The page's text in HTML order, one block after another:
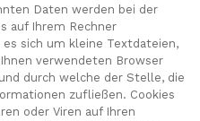
Daten werden bei der
auf Ihrem Rechner
sich um kleine Textdateien,
verwendeten Browser
durch welche der Stelle, die
zufließen. Cookies
oder Viren auf Ihren